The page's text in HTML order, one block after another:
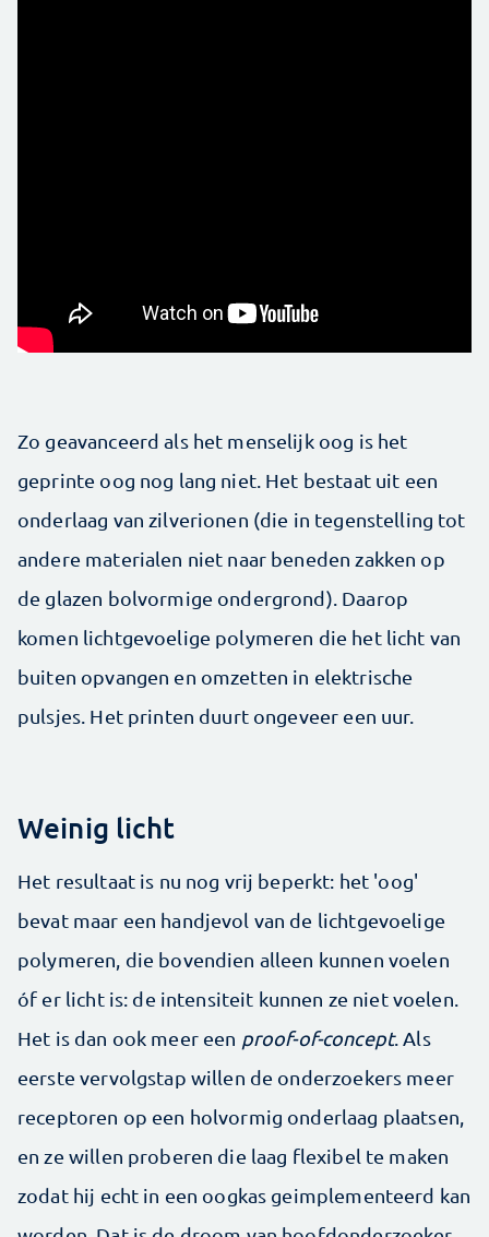
Zo geavanceerd als het menselijk oog is het
geprinte oog nog lang niet. Het bestaat uit een
onderlaag van zilverionen (die in tegenstelling tot
andere materialen niet naar beneden zakken op
de glazen bolvormige ondergrond). Daarop
komen lichtgevoelige polymeren die het licht van
buiten opvangen en omzetten in elektrische
pulsjes. Het printen duurt ongeveer een uur.
Weinig licht
Het resultaat is nu nog vrij beperkt: het 'oog'
bevat maar een handjevol van de lichtgevoelige
polymeren, die bovendien alleen kunnen voelen
óf er licht is: de intensiteit kunnen ze niet voelen.
Het is dan ook meer een proof-of-concept. Als
eerste vervolgstap willen de onderzoekers meer
receptoren op een holvormig onderlaag plaatsen,
en ze willen proberen die laag flexibel te maken
zodat hij echt in een oogkas geimplementeerd kan